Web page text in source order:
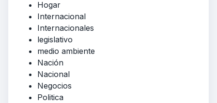
Hogar
Internacional
Internacionales
legislativo
medio ambiente
Nación
Nacional
Negocios
Politica